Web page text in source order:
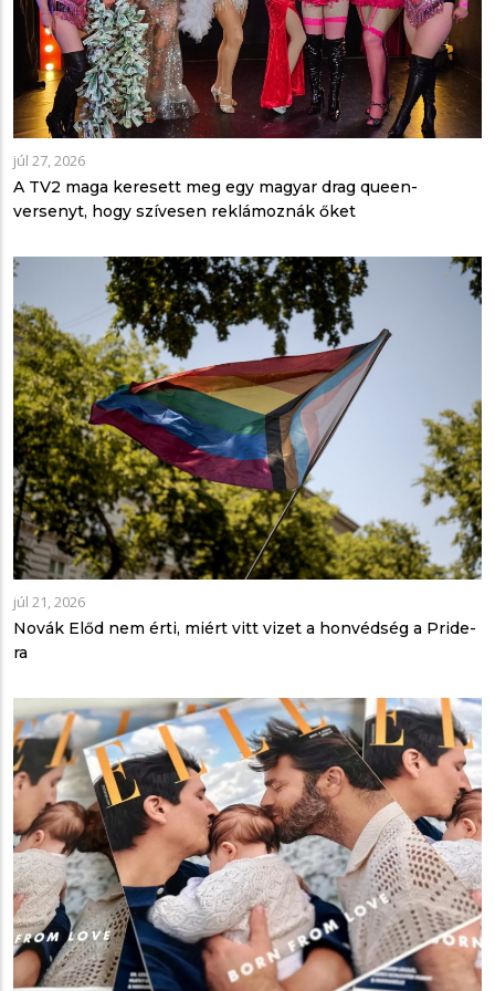
júl 27, 2026
A TV2 maga keresett meg egy magyar drag queen-
versenyt, hogy szívesen reklámoznák őket
júl 21, 2026
Novák Előd nem érti, miért vitt vizet a honvédség a Pride-
ra